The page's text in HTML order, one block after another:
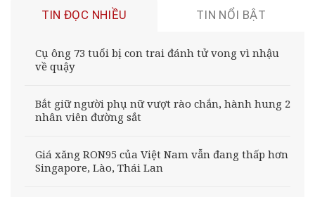
TIN ĐỌC NHIỀU TIN NỔI BẬT
Cụ ông 73 tuổi bị con trai đánh tử vong vì nhậu
về quậy
Bắt giữ người phụ nữ vượt rào chắn, hành hung 2
nhân viên đường sắt
Giá xăng RON95 của Việt Nam vẫn đang thấp hơn
Singapore, Lào, Thái Lan